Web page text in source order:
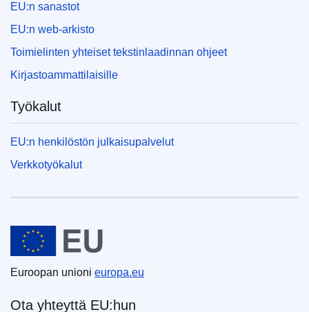
EU:n sanastot
EU:n web-arkisto
Toimielinten yhteiset tekstinlaadinnan ohjeet
Kirjastoammattilaisille
Työkalut
EU:n henkilöstön julkaisupalvelut
Verkkotyökalut
Euroopan unioni
Euroopan unioni europa.eu
Ota yhteyttä EU:hun